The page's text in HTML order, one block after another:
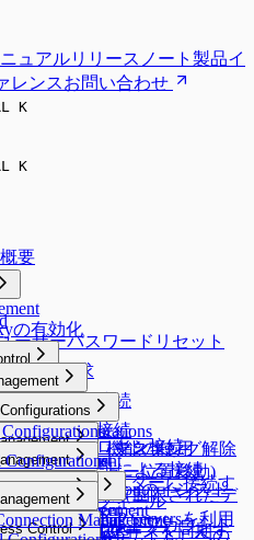
ュアルリリースノート 製品イ
レンスお問い合わせ
K
K
要
の有効化
ーザーパスワードリセット
の要求
要求
要求
（Explain）機能の使用
の要求
の要求（マスキング解除
Accessの要求（制限されたデ
要求）
Control
ィターでの接続
の設定
なしでのプロキシ接続
OAuth認証による接続
への接続
Control
ーバーへの接続
の使用
用
Control
一覧の確認
クラスターに接続す
およびExtensionのインスト
ーション（Webサイト）への
てRemote MCP Serversを利用
Management
Zones
ーザープロフィール
adminデフォルトアカウント
Management
Rules
Configurations
Configurations
Zones
Pattern (メニュー位置移動)
Management
Providers
からDBリソースを同期す
Control
Type
Management
Providers
Management
Management
Templates
Management
Management
Control Management